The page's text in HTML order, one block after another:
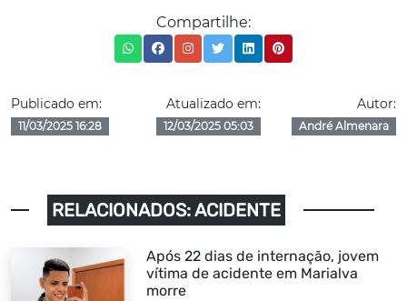
Compartilhe:
Publicado em:
11/03/2025 16:28
Atualizado em:
12/03/2025 05:03
Autor:
André Almenara
RELACIONADOS: ACIDENTE
Após 22 dias de internação, jovem
vítima de acidente em Marialva
morre